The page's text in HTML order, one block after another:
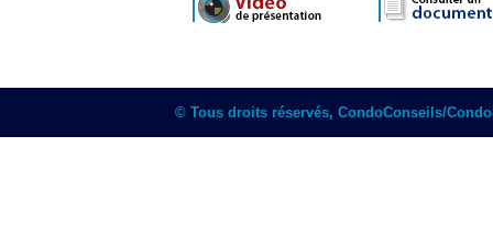
© Tous droits réservés, CondoConseils/